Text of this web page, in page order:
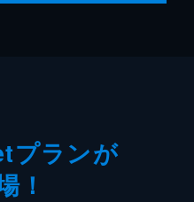
プランが
！